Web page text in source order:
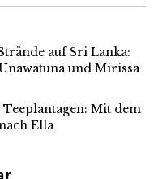
auf Sri Lanka:
und Mirissa
Teeplantagen: Mit dem
Ella